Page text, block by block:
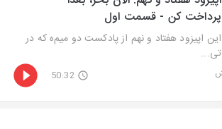
پرداخت کن - قسمت اول
این اپیزود هفتاد و نهم از پادکست دو میم‌ه که در
تی...
50:32